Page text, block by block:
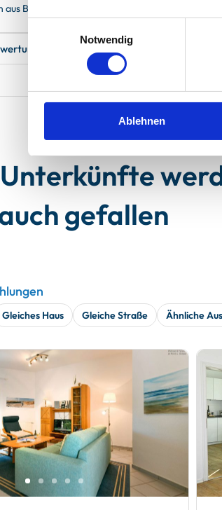
Notwendig
Ablehnen
aus Bremen, verreist im Juli 2025
zeigen
gefallen
Gleiches Haus Gleiche Straße Ähnliche